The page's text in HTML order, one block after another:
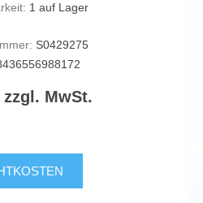
1 auf Lager
S0429275
zzgl. MwSt.